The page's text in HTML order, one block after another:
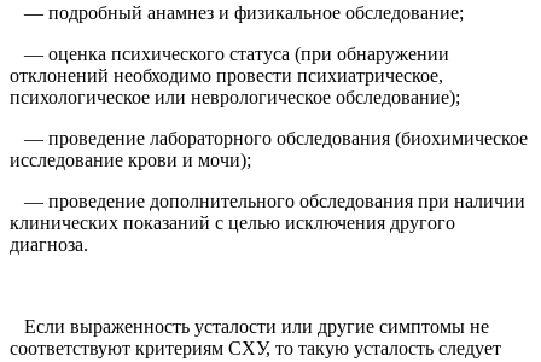
— подробный анамнез и физикальное обследование;
— оценка психического статуса (при обнаружении
отклонений необходимо провести психиатрическое,
психологическое или неврологическое обследование);
— проведение лабораторного обследования (биохимическое
исследование крови и мочи);
— проведение дополнительного обследования при наличии
клинических показаний с целью исключения другого
диагноза.
Если выраженность усталости или другие симптомы не
соответствуют критериям СХУ, то такую усталость следует